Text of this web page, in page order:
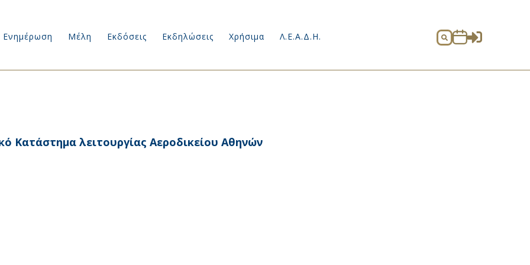
Ενημέρωση Μέλη Εκδόσεις Εκδηλώσεις Χρήσιμα Λ.Ε.Α.Δ.Η.  
Κατάστημα λειτουργίας Αεροδικείου Αθηνών